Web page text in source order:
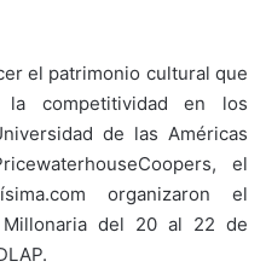
el patrimonio cultural que
competitividad en los
de las Américas
el
organizaron el
Millonaria del 20 al 22 de